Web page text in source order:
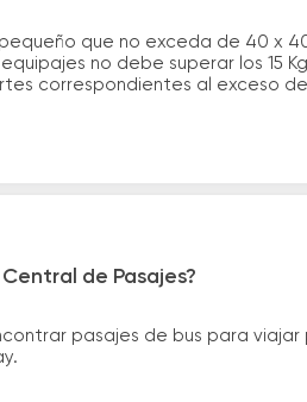
que no exceda de 40 x
no debe superar los 15
correspondientes al exceso
de Pasajes?
pasajes de bus para